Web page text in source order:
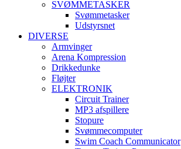
SVØMMETASKER
Svømmetasker
Udstyrsnet
DIVERSE
Armvinger
Arena Kompression
Drikkedunke
Fløjter
ELEKTRONIK
Circuit Trainer
MP3 afspillere
Stopure
Svømmecomputer
Swim Coach Communicator